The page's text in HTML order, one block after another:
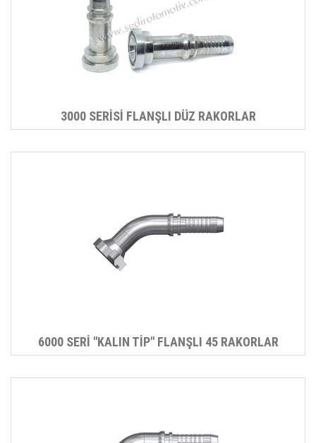
3000 SERİSİ FLANŞLI DÜZ RAKORLAR
6000 SERİ "KALIN TİP" FLANŞLI 45 RAKORLAR